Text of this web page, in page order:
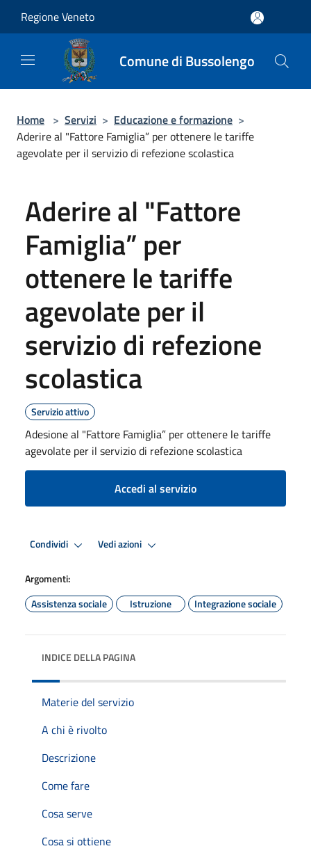
Regione Veneto
Comune di Bussolengo
Home > Servizi > Educazione e formazione >
Aderire al "Fattore Famiglia” per ottenere le tariffe
agevolate per il servizio di refezione scolastica
Aderire al "Fattore
Famiglia” per
ottenere le tariffe
agevolate per il
servizio di refezione
scolastica
Servizio attivo
Adesione al "Fattore Famiglia” per ottenere le tariffe
agevolate per il servizio di refezione scolastica
Accedi al servizio
Condividi Vedi azioni
Argomenti:
Assistenza sociale
Istruzione Integrazione sociale
INDICE DELLA PAGINA
Materie del servizio
A chi è rivolto
Descrizione
Come fare
Cosa serve
Cosa si ottiene